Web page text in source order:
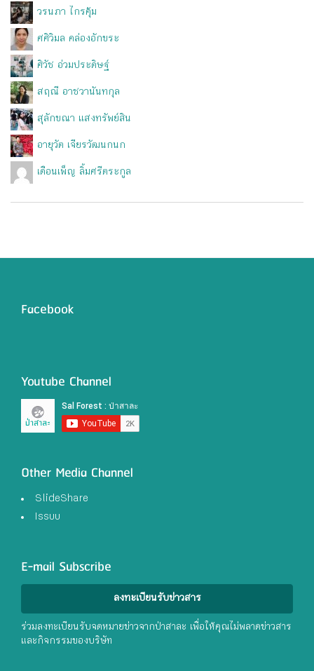
วรนภา ไกรคุ้ม
ศศิวิมล คล่องอักขระ
ศิวัช อ่วมประดิษฐ์
สฤณี อาชวานันทกุล
สุลักขณา แสงทรัพย์สิน
อายุวัต เจียรวัฒนกนก
เดือนเพ็ญ ลิ้มศรีตระกูล
Facebook
Youtube Channel
Other Media Channel
SlideShare
Issuu
E-mail Subscribe
ลงทะเบียนรับข่าวสาร
ร่วมลงทะเบียนรับจดหมายข่าวจากป่าสาละ เพื่อให้คุณไม่พลาดข่าวสาร
และกิจกรรมของบริษัท